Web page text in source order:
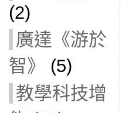
(2)
廣達《游於
智》
(5)
教學科技增